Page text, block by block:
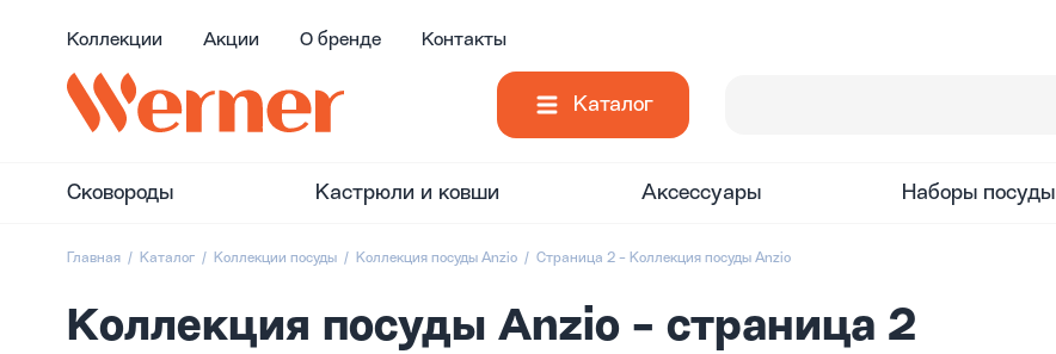
Коллекции Акции О бренде Контакты
Каталог
Сковороды Кастрюли и ковши Аксессуары Наборы посуды
Главная Каталог Коллекции посуды Коллекция посуды Anzio Страница 2 - Коллекция посуды Anzio
Коллекция посуды Anzio - страница 2